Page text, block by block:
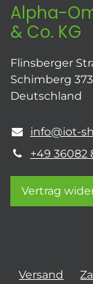
Alpha-
& Co. KG
Flinsberger
Schimberg
Deutschland
info@iot-
+49 36082
Vertrag
Versand